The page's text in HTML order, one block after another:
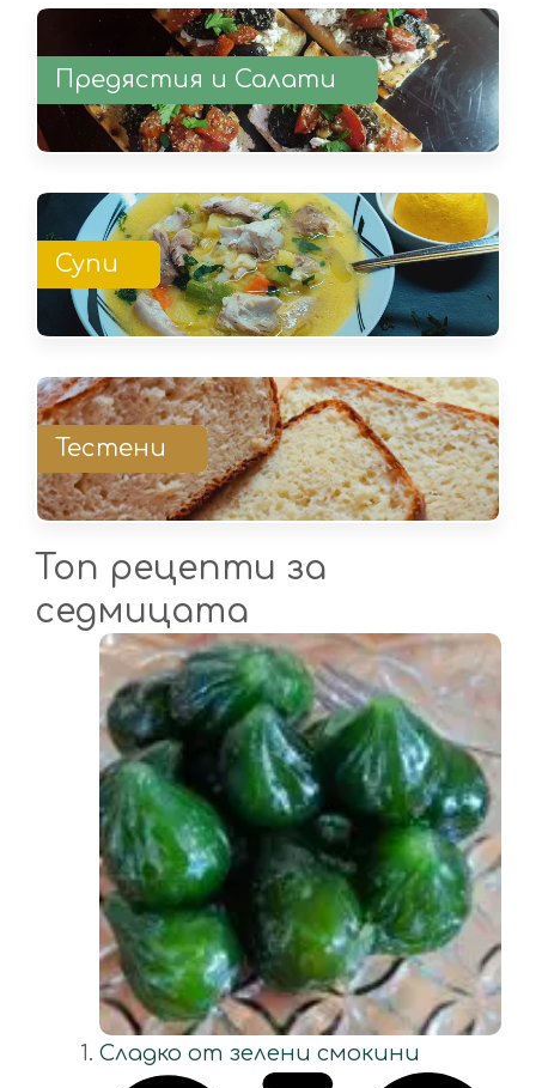
Предястия и Салати
Супи
Тестени
Топ рецепти за
седмицата
Сладко от зелени смокини